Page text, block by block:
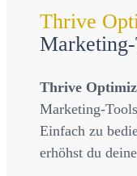
Thrive
Thrive
Marketing-
Einfach zu
erhöhst du